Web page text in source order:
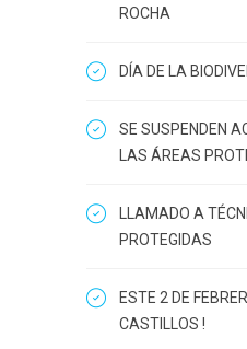
ROCHA
DÍA DE LA
SE SUSPENDEN
LAS ÁREAS
LLAMADO A
PROTEGIDAS
ESTE 2 DE
CASTILLOS !